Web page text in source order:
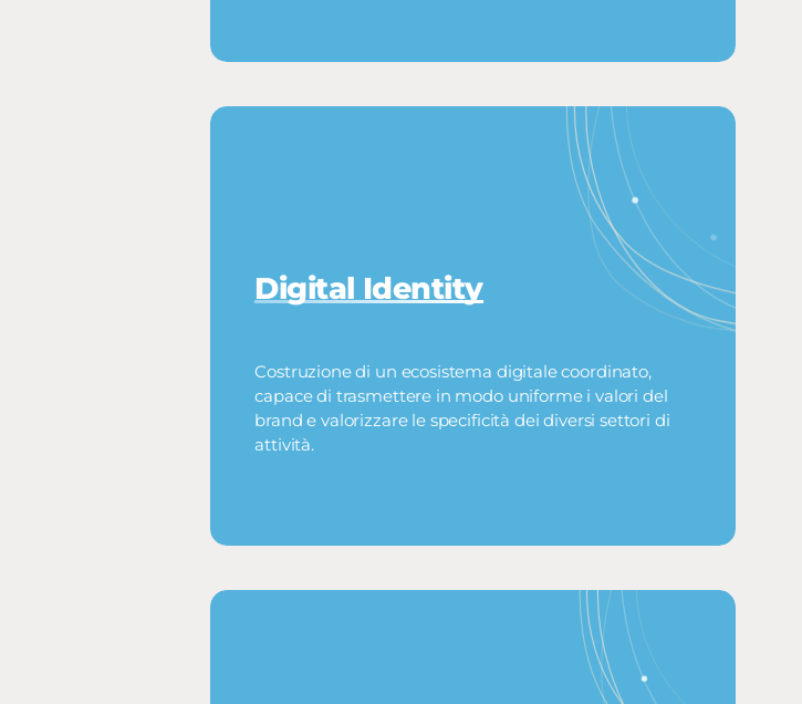
Digital Identity
Costruzione di un ecosistema digitale coordinato,
capace di trasmettere in modo uniforme i valori del
brand e valorizzare le specificità dei diversi settori di
attività.